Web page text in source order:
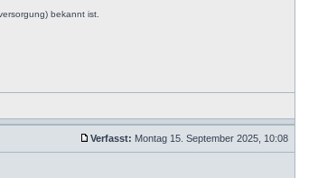
bekannt ist.
Verfasst: Montag 15. September 2025, 10:08